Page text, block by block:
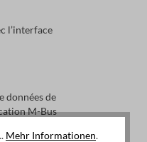
ms
II
et
de
l’interface
données de
M-Bus
Mehr Informationen.